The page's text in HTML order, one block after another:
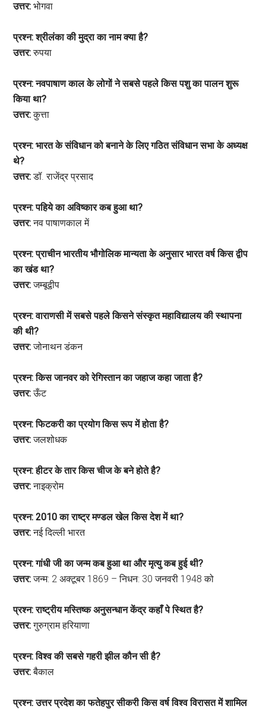
उत्तर: भोगवा
प्रश्न: श्रीलंका की मुद्रा का नाम क्या है?
उत्तर:रुपया
प्रश्न: नवपाषाण काल के लोगों ने सबसे पहले किस पशु का पालन शुरू
किया था?
उत्तर:कुत्ता
प्रश्न: भारत के संविधान को बनाने के लिए गठित संविधान सभा के अध्यक्ष
थे?
उत्तर:डॉ. राजेंद्र प्रसाद
प्रश्न: पहिये का अविष्कार कब हुआ था?
उत्तर:नव पाषाणकाल में
प्रश्न: प्राचीन भारतीय भौगोलिक मान्यता के अनुसार भारत वर्ष किस द्वीप
का खंड था?
उत्तर:जम्बूद्वीप
प्रश्न: वाराणसी में सबसे पहले किसने संस्कृत महाविद्यालय की स्थापना
की थी?
उत्तर:जोनाथन डंकन
प्रश्न: किस जानवर को रेगिस्तान का जहाज कहा जाता है?
उत्तर:ऊँट
प्रश्न: फिटकरी का प्रयोग किस रूप में होता है?
उत्तर:जलशोधक
प्रश्न: हीटर के तार किस चीज के बने होते है?
उत्तर:नाइक्रोम
प्रश्न: 2010 का राष्ट्र मण्डल खेल किस देश में था?
उत्तर:नई दिल्ली भारत
प्रश्न: गांधी जी का जन्म कब हुआ था और मृत्यु कब हुई थी?
उत्तर:जन्म: 2 अक्टूबर 1869 – निधन: 30 जनवरी 1948 को
प्रश्न: राष्ट्रीय मस्तिष्क अनुसन्धान केंद्र कहाँ पे स्थित है?
उत्तर:गुरुग्राम हरियाणा
प्रश्न: विश्व की सबसे गहरी झील कौन सी है?
उत्तर:बैकाल
प्रश्न: उत्तर प्रदेश का फतेहपुर सीकरी किस वर्ष विश्व विरासत में शामिल